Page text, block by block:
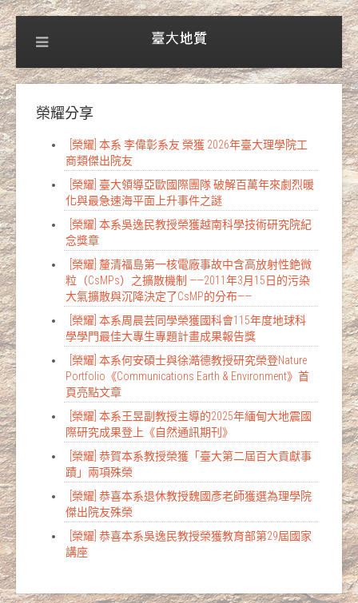
榮耀分享
[榮耀] 本系 李偉彰系友 榮獲 2026年臺大理學院工
商類傑出院友
[榮耀] 臺大領導亞歐國際團隊 破解百萬年來劇烈暖
化與最急速海平面上升事件之謎
[榮耀] 本系吳逸民教授榮獲越南科學技術研究院紀
念獎章
[榮耀] 釐清福島第一核電廠事故中含高放射性銫微
粒（CsMPs）之擴散機制 ——2011年3月15日的污染
大氣擴散與沉降決定了CsMP的分布——
[榮耀] 本系周晨芸同學榮獲國科會115年度地球科
學學門最佳大專生專題計畫成果報告獎
[榮耀] 本系何安碩士與徐澔德教授研究榮登Nature
Portfolio《Communications Earth & Environment》首
頁亮點文章
[榮耀] 本系王昱副教授主導的2025年緬甸大地震國
際研究成果登上《自然通訊期刊》
[榮耀] 恭賀本系教授榮獲「臺大第二屆百大貢獻事
蹟」兩項殊榮
[榮耀] 恭喜本系退休教授魏國彥老師獲選為理學院
傑出院友殊榮
[榮耀] 恭喜本系吳逸民教授榮獲教育部第29屆國家
講座